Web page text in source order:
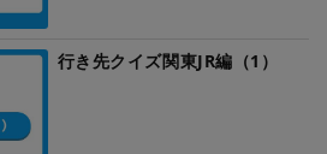
行き先クイズ関東JR編（1）